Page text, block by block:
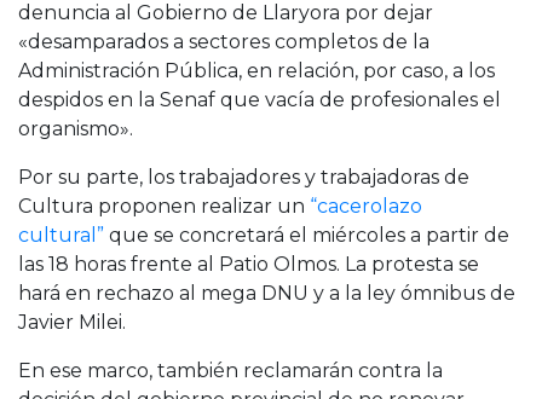
denuncia al Gobierno de Llaryora por dejar
«desamparados a sectores completos de la
Administración Pública, en relación, por caso, a los
despidos en la Senaf que vacía de profesionales el
organismo».
Por su parte, los trabajadores y trabajadoras de
Cultura proponen realizar un “cacerolazo
cultural” que se concretará el miércoles a partir de
las 18 horas frente al Patio Olmos. La protesta se
hará en rechazo al mega DNU y a la ley ómnibus de
Javier Milei.
En ese marco, también reclamarán contra la